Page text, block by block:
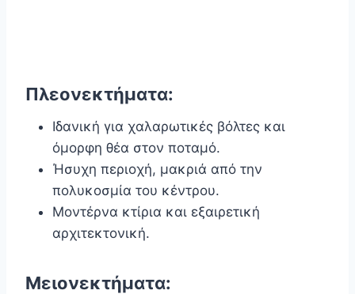
Πλεονεκτήματα:
Ιδανική για χαλαρωτικές βόλτες και
όμορφη θέα στον ποταμό.
Ήσυχη περιοχή, μακριά από την
πολυκοσμία του κέντρου.
Μοντέρνα κτίρια και εξαιρετική
αρχιτεκτονική.
Μειονεκτήματα: